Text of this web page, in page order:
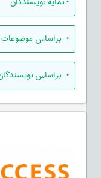
• براساس موضوعات
• براساس نویسندگان